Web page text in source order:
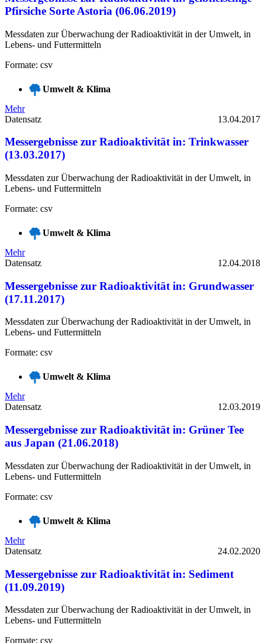
Pfirsiche Sorte Astoria (06.06.2019)
Messdaten zur Überwachung der Radioaktivität in der Umwelt, in
Lebens- und Futtermitteln
Formate: csv
Umwelt & Klima
Mehr
Datensatz
13.04.2017
Messergebnisse zur Radioaktivität in: Trinkwasser
(13.03.2017)
Messdaten zur Überwachung der Radioaktivität in der Umwelt, in
Lebens- und Futtermitteln
Formate: csv
Umwelt & Klima
Mehr
Datensatz
12.04.2018
Messergebnisse zur Radioaktivität in: Grundwasser
(17.11.2017)
Messdaten zur Überwachung der Radioaktivität in der Umwelt, in
Lebens- und Futtermitteln
Formate: csv
Umwelt & Klima
Mehr
Datensatz
12.03.2019
Messergebnisse zur Radioaktivität in: Grüner Tee
aus Japan (21.06.2018)
Messdaten zur Überwachung der Radioaktivität in der Umwelt, in
Lebens- und Futtermitteln
Formate: csv
Umwelt & Klima
Mehr
Datensatz
24.02.2020
Messergebnisse zur Radioaktivität in: Sediment
(11.09.2019)
Messdaten zur Überwachung der Radioaktivität in der Umwelt, in
Lebens- und Futtermitteln
Formate: csv